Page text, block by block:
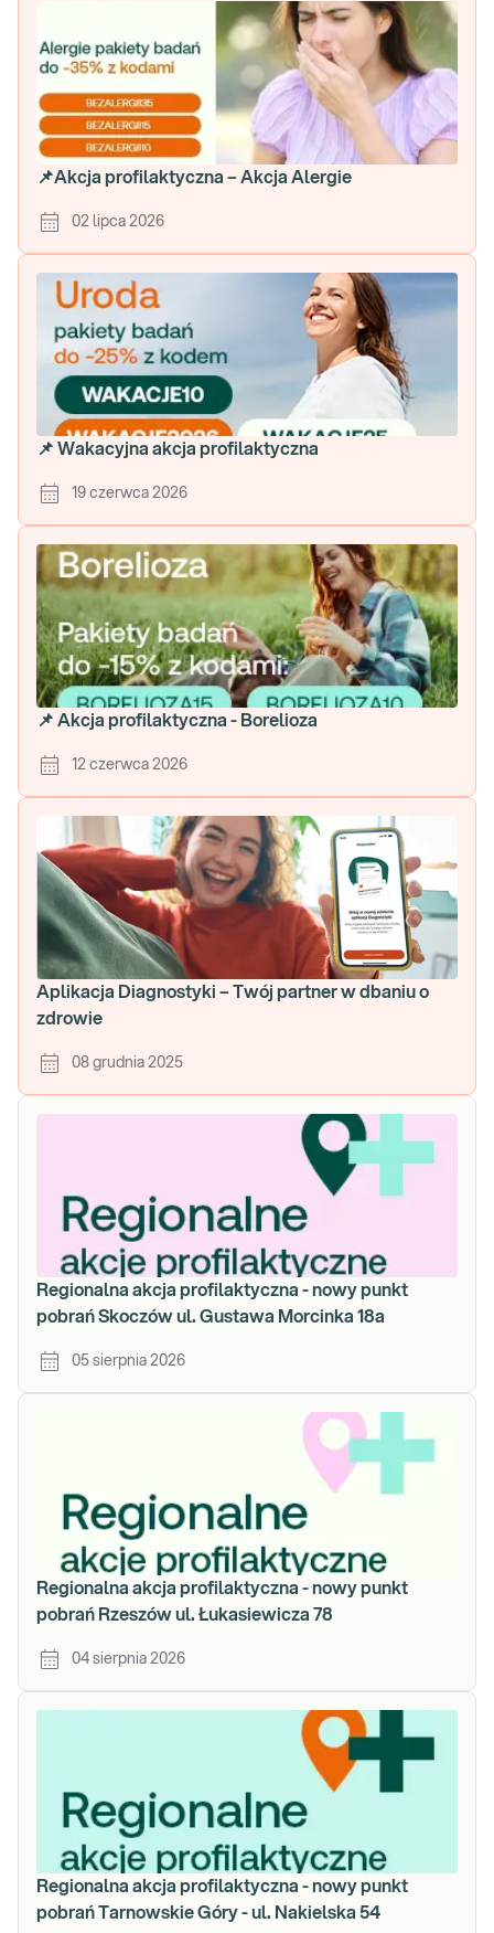
📌Akcja profilaktyczna – Akcja Alergie
02 lipca 2026
📌 Wakacyjna akcja profilaktyczna
19 czerwca 2026
📌 Akcja profilaktyczna - Borelioza
12 czerwca 2026
Aplikacja Diagnostyki – Twój partner w dbaniu o
zdrowie
08 grudnia 2025
Regionalna akcja profilaktyczna - nowy punkt
pobrań Skoczów ul. Gustawa Morcinka 18a
05 sierpnia 2026
Regionalna akcja profilaktyczna - nowy punkt
pobrań Rzeszów ul. Łukasiewicza 78
04 sierpnia 2026
Regionalna akcja profilaktyczna - nowy punkt
pobrań Tarnowskie Góry - ul. Nakielska 54